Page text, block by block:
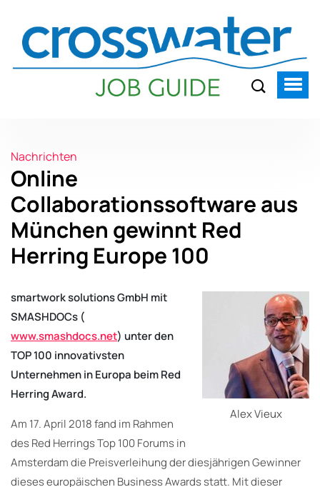
Nachrichten
Online
Collaborationssoftware aus
München gewinnt Red
Herring Europe 100
Alex Vieux
smartwork solutions GmbH mit
SMASHDOCs (
www.smashdocs.net) unter den
TOP 100 innovativsten
Unternehmen in Europa beim Red
Herring Award.
Am 17. April 2018 fand im Rahmen
des Red Herrings Top 100 Forums in
Amsterdam die Preisverleihung der diesjährigen Gewinner
dieses europäischen Business Awards statt. Mit dieser